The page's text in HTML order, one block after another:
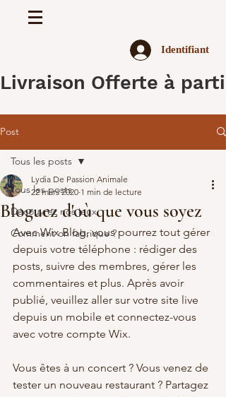
Identifiant
Livraison Offerte à
Post
Tous les posts
Découvrez nos jeux
Comment on fabrique ?
Tous les posts
Bloguez d'où que vous soyez
Lydia De Passion Animale
22 mars 2020 1 min de lecture
Avec Wix Blog, vous pourrez tout gérer
depuis votre téléphone : rédiger des
posts, suivre des membres, gérer les
commentaires et plus. Après avoir
publié, veuillez aller sur votre site live
depuis un mobile et connectez-vous
avec votre compte Wix.
Vous êtes à un concert ? Vous venez de
tester un nouveau restaurant ? Partagez